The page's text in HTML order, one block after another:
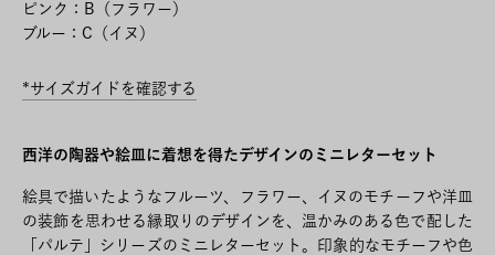
ピンク：B（フラワー）
ブルー：C（イヌ）
*サイズガイドを確認する
西洋の陶器や絵皿に着想を得たデザインのミニレターセット
絵具で描いたようなフルーツ、フラワー、イヌのモチーフや洋皿
の装飾を思わせる縁取りのデザインを、温かみのある色で配した
「パルテ」シリーズのミニレターセット。印象的なモチーフや色